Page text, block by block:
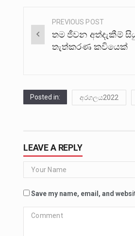
Post
navigation
PREVIOUS POST
තම ජීවන අත්දැකීම්
තැත්කරණ කවියෙක්
Posted in: අරගලය2022
LEAVE A REPLY
Save my name, email, and